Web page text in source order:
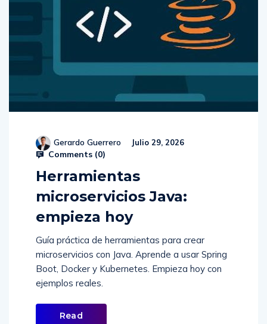
Gerardo Guerrero Julio 29, 2026
Comments (0)
Herramientas
microservicios Java:
empieza hoy
Guía práctica de herramientas para crear
microservicios con Java. Aprende a usar Spring
Boot, Docker y Kubernetes. Empieza hoy con
ejemplos reales.
Read